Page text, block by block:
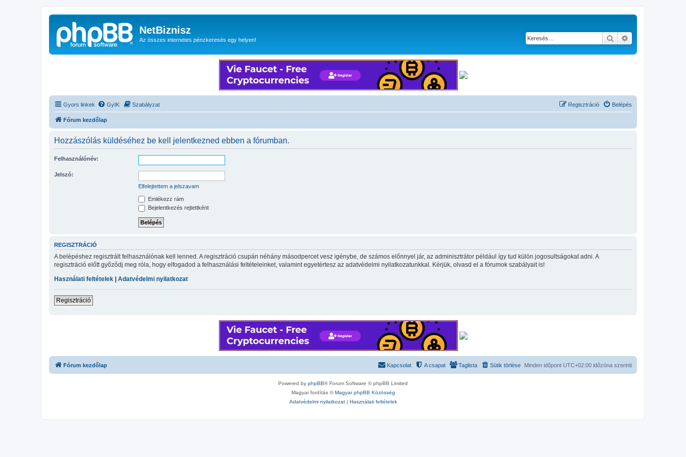
NetBiznisz
Az összes internetes pénzkeresés egy helyen! Keresés
Gyors linkek GyIK Szabályzat Belépés
Regisztráció
Fórum kezdőlap
Hozzászólás küldéséhez be kell jelentkezned ebben a fórumban.
Felhasználónév:
Jelszó:
Elfelejtettem a jelszavam
Emlékezz rám
Bejelentkezés rejtettként
REGISZTRÁCIÓ
A belépéshez regisztrált felhasználónak kell lenned. A regisztráció csupán néhány másodpercet vesz igénybe, de számos előnnyel jár, az adminisztrátor például így tud külön jogosultságokat adni. A
regisztráció előtt győződj meg róla, hogy elfogadod a felhasználási feltételeinket, valamint egyetértesz az adatvédelmi nyilatkozatunkkal. Kérjük, olvasd el a fórumok szabályait is!
Használati feltételek
Adatvédelmi nyilatkozat
Regisztráció
Fórum kezdőlap Minden időpont UTC+02:00 időzóna szerinti
Sütik törlése
Taglista
A csapat
Kapcsolat
Powered by phpBB® Forum Software © phpBB Limited
Magyar fordítás ©Magyar phpBB Közösség
Adatvédelmi nyilatkozat| Használati feltételek